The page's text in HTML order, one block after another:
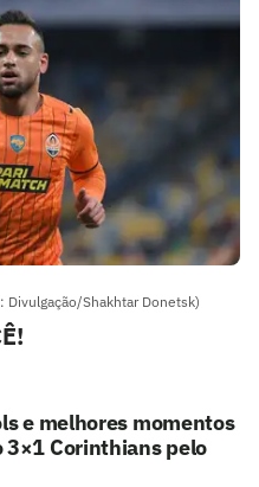
Shakhtar Donetsk)
e melhores momentos
3×1 Corinthians pelo